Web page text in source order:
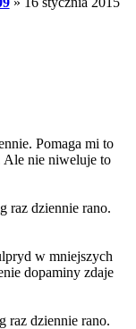
Pomaga mi to
Ale nie niweluje to
raz dziennie rano.
w mniejszych
dopaminy zdaje
raz dziennie rano.